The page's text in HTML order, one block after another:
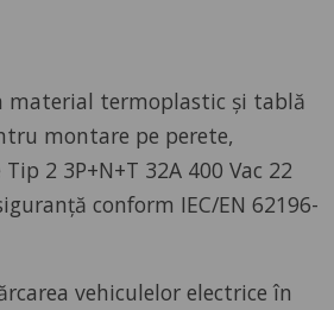
material termoplastic și tablă
montare pe perete,
2 3P+N+T 32A 400 Vac 22
conform IEC/EN 62196-
vehiculelor electrice în